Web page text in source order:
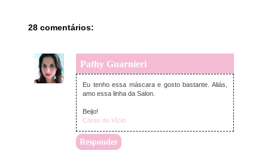
28 comentários:
Pathy Guarnieri
segunda-feira, fevereiro 11, 2019
Eu tenho essa máscara e gosto bastante. Aliás,
amo essa linha da Salon.
Beijo!
Cores do Vício
Responder